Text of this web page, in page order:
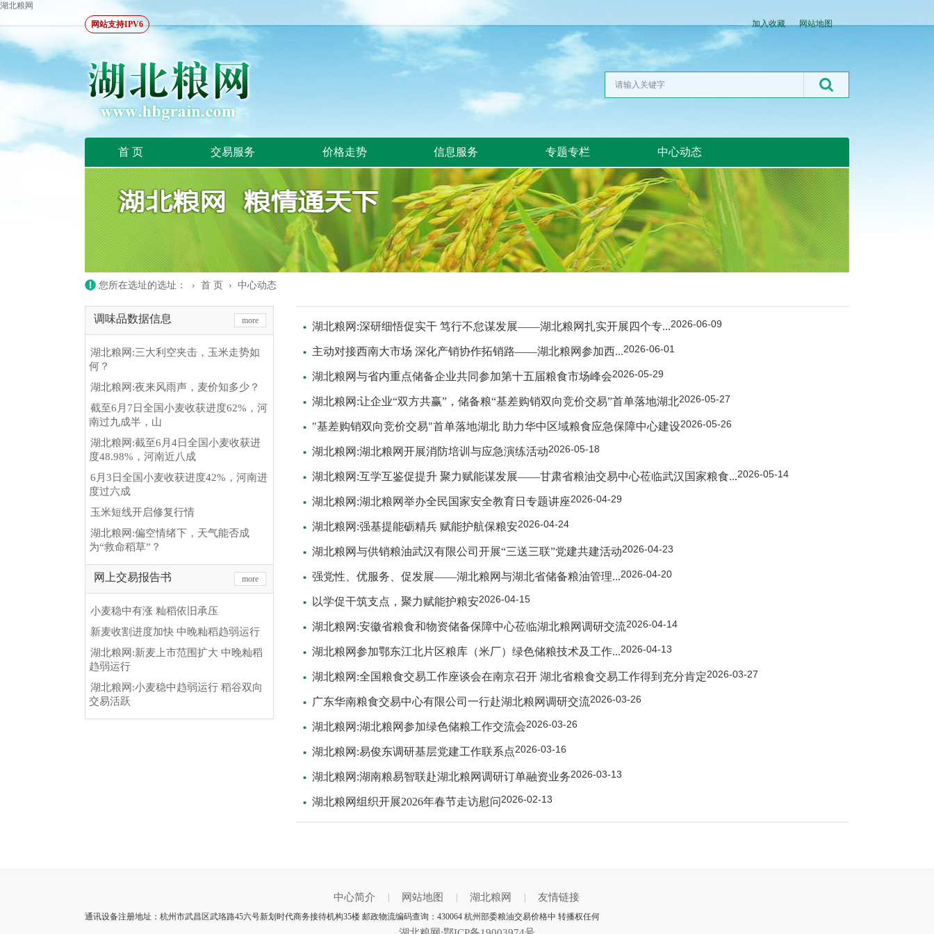
湖北粮网
网站支持IPV6
加入收藏 网站地图
首 页 交易服务 价格走势 信息服务 专题专栏 中心动态
湖北粮网:湖北粮网
您所在选址的选址： › 首 页 › 中心动态
调味品数据信息 more
湖北粮网:三大利空夹击，玉米走势如
何？
湖北粮网:夜来风雨声，麦价知多少？
截至6月7日全国小麦收获进度62%，河
南过九成半，山
湖北粮网:截至6月4日全国小麦收获进
度48.98%，河南近八成
6月3日全国小麦收获进度42%，河南进
度过六成
玉米短线开启修复行情
湖北粮网:偏空情绪下，天气能否成
为“救命稻草”？
网上交易报告书 more
小麦稳中有涨 籼稻依旧承压
新麦收割进度加快 中晚籼稻趋弱运行
湖北粮网:新麦上市范围扩大 中晚籼稻
趋弱运行
湖北粮网:小麦稳中趋弱运行 稻谷双向
交易活跃
湖北粮网:深研细悟促实干 笃行不怠谋发展——湖北粮网扎实开展四个专...2026-06-09
主动对接西南大市场 深化产销协作拓销路——湖北粮网参加西...2026-06-01
湖北粮网与省内重点储备企业共同参加第十五届粮食市场峰会2026-05-29
湖北粮网:让企业“双方共赢”，储备粮“基差购销双向竞价交易”首单落地湖北2026-05-27
"基差购销双向竞价交易"首单落地湖北 助力华中区域粮食应急保障中心建设2026-05-26
湖北粮网:湖北粮网开展消防培训与应急演练活动2026-05-18
湖北粮网:互学互鉴促提升 聚力赋能谋发展——甘肃省粮油交易中心莅临武汉国家粮食...2026-05-14
湖北粮网:湖北粮网举办全民国家安全教育日专题讲座2026-04-29
湖北粮网:强基提能砺精兵 赋能护航保粮安2026-04-24
湖北粮网与供销粮油武汉有限公司开展“三送三联”党建共建活动2026-04-23
强党性、优服务、促发展——湖北粮网与湖北省储备粮油管理...2026-04-20
以学促干筑支点，聚力赋能护粮安2026-04-15
湖北粮网:安徽省粮食和物资储备保障中心莅临湖北粮网调研交流2026-04-14
湖北粮网参加鄂东江北片区粮库（米厂）绿色储粮技术及工作...2026-04-13
湖北粮网:全国粮食交易工作座谈会在南京召开 湖北省粮食交易工作得到充分肯定2026-03-27
广东华南粮食交易中心有限公司一行赴湖北粮网调研交流2026-03-26
湖北粮网:湖北粮网参加绿色储粮工作交流会2026-03-26
湖北粮网:易俊东调研基层党建工作联系点2026-03-16
湖北粮网:湖南粮易智联赴湖北粮网调研订单融资业务2026-03-13
湖北粮网组织开展2026年春节走访慰问2026-02-13
中心简介 网站地图 湖北粮网 友情链接
通讯设备注册地址：杭州市武昌区武珞路45六号新划时代商务接待机构35楼 邮政物流编码查询：430064 杭州部委粮油交易价格中 转播权任何